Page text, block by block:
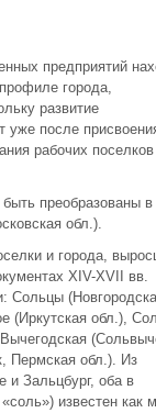
предприятий
города,
развитие
уже после
рабочих поселков
преобразованы в
обл.).
и города,
XIV-XVII вв.
Сольцы
(Иркутская обл.),
Пермская обл.). Из
и Зальцбург, оба в
известен как